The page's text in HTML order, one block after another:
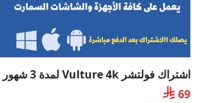
اشتراك فولتشر Vulture 4k لمدة 3 شهور
 69